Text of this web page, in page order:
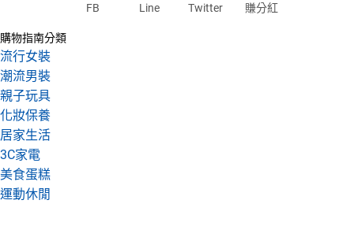
FB Line Twitter 賺分紅
購物指南分類
流行女裝
潮流男裝
親子玩具
化妝保養
居家生活
3C家電
美食蛋糕
運動休閒